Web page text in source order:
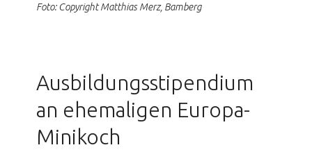
Foto: Copyright Matthias Merz, Bamberg
Ausbildungsstipendium
an ehemaligen Europa-
Minikoch